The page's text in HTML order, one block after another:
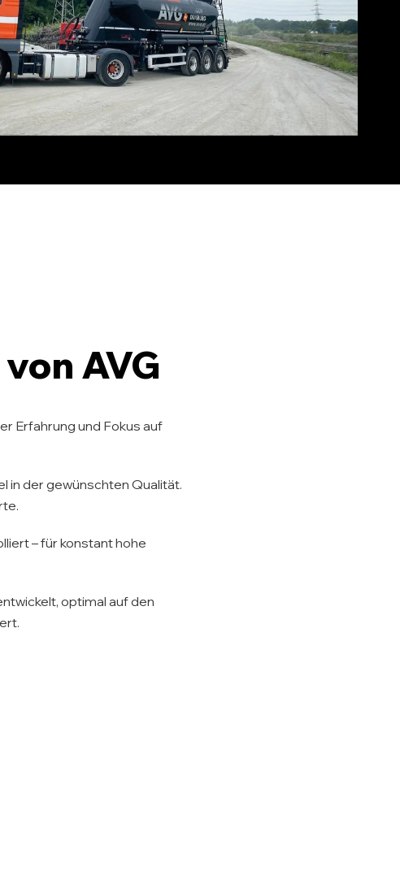
AVG
Erfahrung und Fokus auf
in der gewünschten Qualität.
– für konstant hohe
optimal auf den